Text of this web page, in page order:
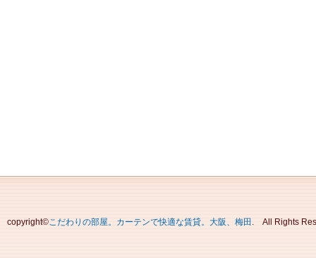
copyright©こだわりの部屋。カーテンで快適な賃貸。大阪、梅田 . All Rights